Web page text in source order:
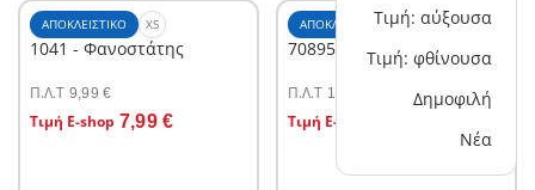
Τιμή: αύξουσα
Τιμή: φθίνουσα
Δημοφιλή
Νέα
ΑΠΟΚΛΕΙΣΤΙΚΌ XS
1041 - Φανοστάτης
Π.Λ.T 9,99 €
Τιμή E-shop 7,99 €
Στο καλάθι
ΑΠΟΚΛΕΙΣΤΙΚΌ M
70895 - Λουτρό
Π.Λ.T 19,99 €
Τιμή E-shop